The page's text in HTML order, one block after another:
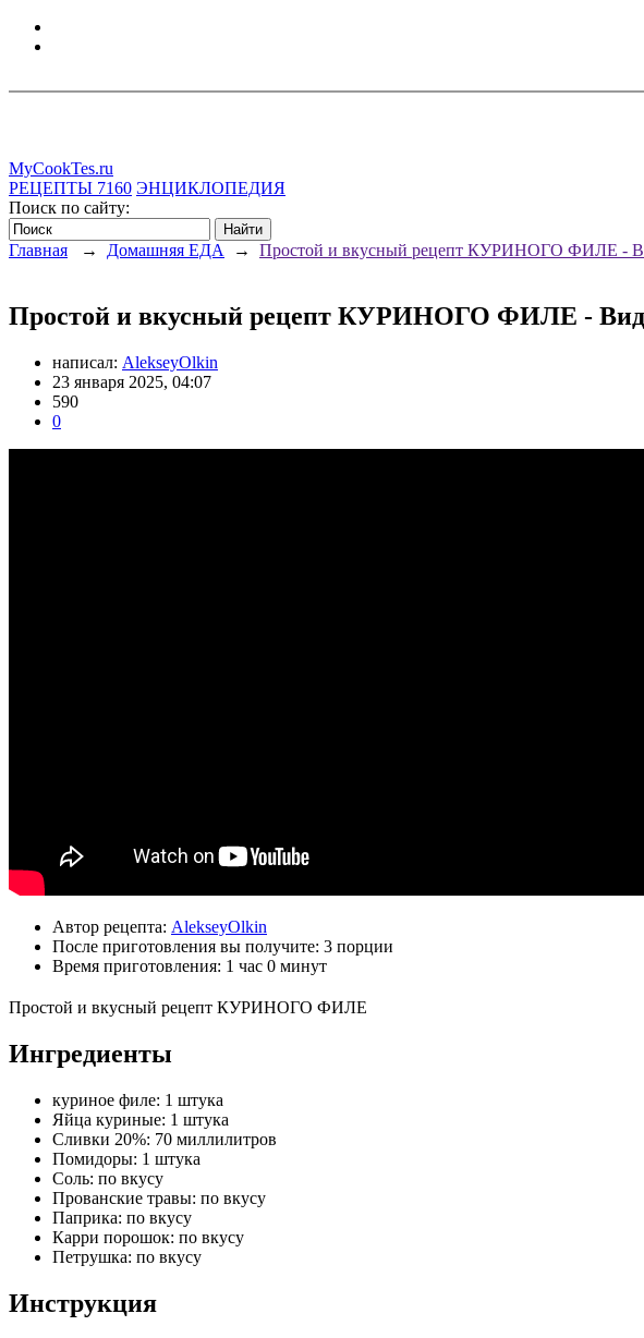
MyCookTes.ru
РЕЦЕПТЫ 7160 ЭНЦИКЛОПЕДИЯ
Поиск по сайту:
Главная → Домашняя ЕДА → Простой и вкусный рецепт КУРИНОГО ФИЛЕ -
Простой и вкусный рецепт КУРИНОГО ФИЛЕ -
написал: AlekseyOlkin
23 января 2025, 04:07
590
0
Автор рецепта: AlekseyOlkin
После приготовления вы получите: 3 порции
Время приготовления: 1 час 0 минут
Простой и вкусный рецепт КУРИНОГО ФИЛЕ
Ингредиенты
куриное филе: 1 штука
Яйца куриные: 1 штука
Сливки 20%: 70 миллилитров
Помидоры: 1 штука
Соль: по вкусу
Прованские травы: по вкусу
Паприка: по вкусу
Карри порошок: по вкусу
Петрушка: по вкусу
Инструкция